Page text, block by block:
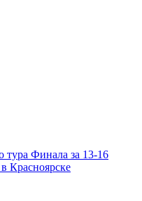
тура Финала за 13-16
Красноярске